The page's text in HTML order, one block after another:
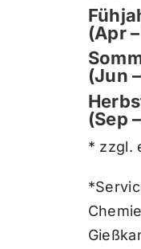
(Apr
(Jun
(Sep
* zzgl.